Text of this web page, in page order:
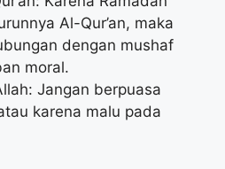
Al-Qur’an, maka
dengan mushaf
moral.
Jangan berpuasa
karena malu pada